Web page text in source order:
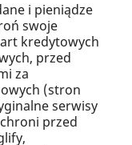
i pieniądze
swoje
kredytowych
przed
za
(stron
serwisy
przed